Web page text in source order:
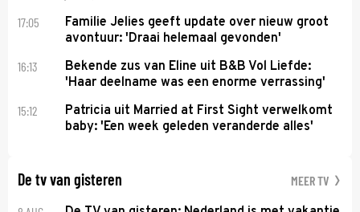
17:05
Familie Jelies geeft update over nieuw groot
avontuur: 'Draai helemaal gevonden'
16:13
Bekende zus van Eline uit B&B Vol Liefde:
'Haar deelname was een enorme verrassing'
15:12
Patricia uit Married at First Sight verwelkomt
baby: 'Een week geleden veranderde alles'
De tv van gisteren MEER TV